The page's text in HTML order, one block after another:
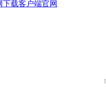
下载客户端官网